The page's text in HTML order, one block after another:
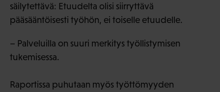
säilytettävä: Etuudelta olisi siirryttävä
pääsääntöisesti työhön, ei toiselle etuudelle.
– Palveluilla on suuri merkitys työllistymisen
tukemisessa.
Raportissa puhutaan myös työttömyyden